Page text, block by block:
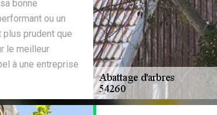
bonne
ou un
plus prudent que
le meilleur
à une entreprise